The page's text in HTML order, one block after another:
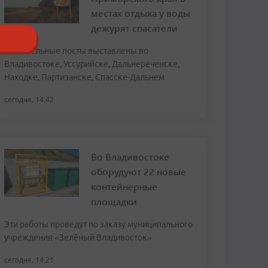
местах отдыха у воды
дежурят спасатели
Спасательные посты выставлены во
Владивостоке, Уссурийске, Дальнереченске,
Находке, Партизанске, Спасске-Дальнем
сегодня, 14:42
Во Владивостоке
оборудуют 22 новые
контейнерные
площадки
Эти работы проведут по заказу муниципального
учреждения «Зелёный Владивосток»
сегодня, 14:21